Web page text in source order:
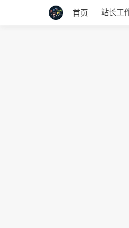
首页 站长工